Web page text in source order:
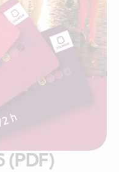
(PDF)